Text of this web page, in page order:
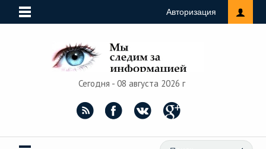
Авторизация
Сегодня - 08 августа 2026 г